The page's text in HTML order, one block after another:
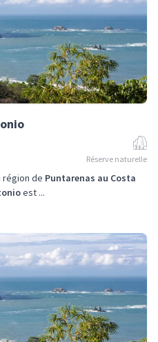
Réserve naturelle
région de Puntarenas au Costa
est ...